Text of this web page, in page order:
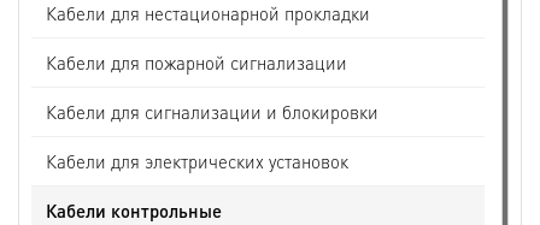
Кабели для нестационарной прокладки
Кабели для пожарной сигнализации
Кабели для сигнализации и блокировки
Кабели для электрических установок
Кабели контрольные